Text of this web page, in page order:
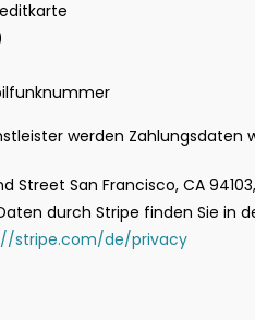
werden Zahlungsdaten
Street San Francisco, CA
durch Stripe finden Sie in
stripe.com/de/privacy